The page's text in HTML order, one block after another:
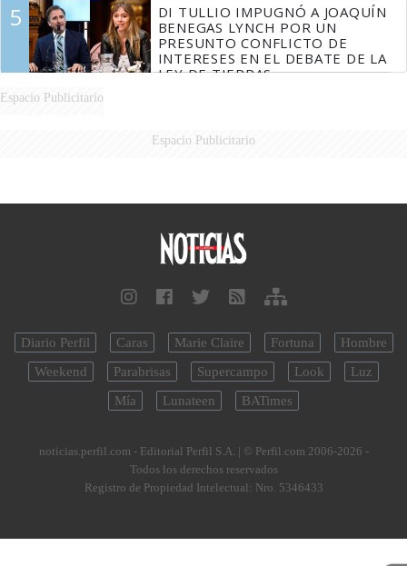
5
DI TULLIO IMPUGNÓ A JOAQUÍN
BENEGAS LYNCH POR UN
PRESUNTO CONFLICTO DE
INTERESES EN EL DEBATE DE LA
LEY DE TIERRAS
Espacio Publicitario
Espacio Publicitario
Diario Perfil Caras Marie Claire Fortuna
Hombre
Weekend
Parabrisas Supercampo Look
Luz
Mía
Lunateen BATimes
noticias.perfil.com - Editorial Perfil S.A. | © Perfil.com 2006-2026 -
Todos los derechos reservados
Registro de Propiedad Intelectual: Nro. 5346433